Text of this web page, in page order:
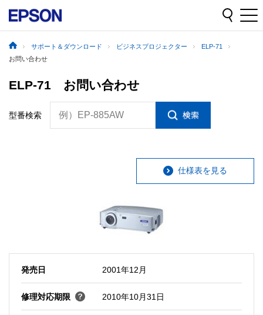
サポート＆ダウンロード ビジネスプロジェクター
ELP-71
お問い合わせ
ELP-71 お問い合わせ
型番検索 例）EP-885AW
仕様表を見る
発売日 2001年12月
修理対応期限 2010年10月31日